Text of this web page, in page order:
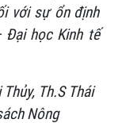
với sự ổn định
Đại học Kinh tế
Th.S Thái
Nông